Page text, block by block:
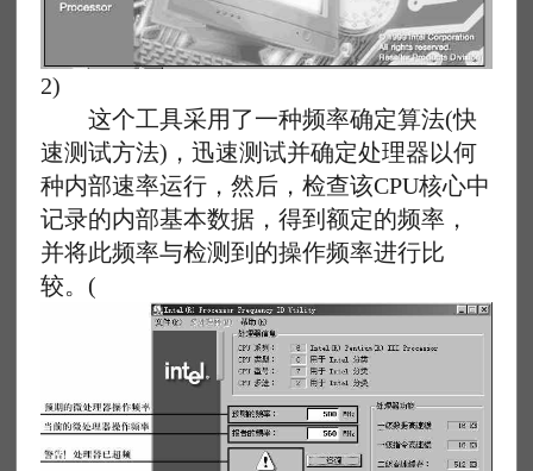
2)
这个工具采用了一种频率确定算法(快
速测试方法)，迅速测试并确定处理器以何
种内部速率运行，然后，检查该CPU核心中
记录的内部基本数据，得到额定的频率，
并将此频率与检测到的操作频率进行比
较。(